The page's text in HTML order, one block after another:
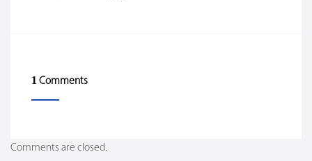
1 Comments
Comments are closed.